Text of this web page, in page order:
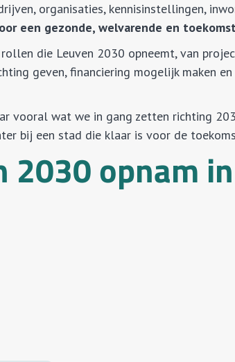
organisaties, kennisinstellingen,
een gezonde, welvarende en
die Leuven 2030 opneemt, van
geven, financiering mogelijk maken
vooral wat we in gang zetten richting
bij een stad die klaar is voor de
2030 opnam